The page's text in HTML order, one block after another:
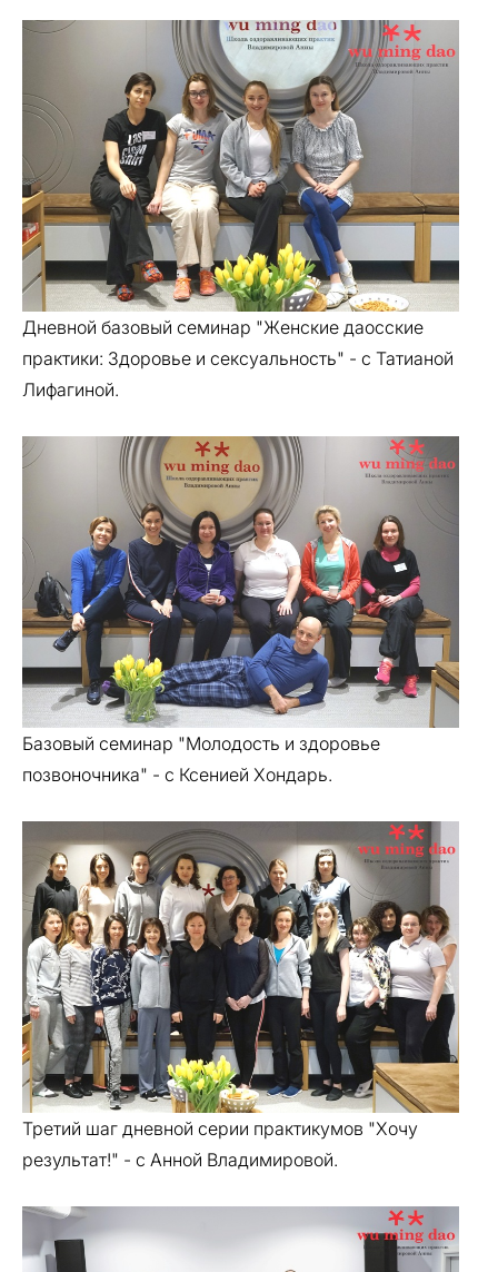
Дневной базовый семинар "Женские даосские
практики: Здоровье и сексуальность" - с Татианой
Лифагиной.
Базовый семинар "Молодость и здоровье
позвоночника" - с Ксенией Хондарь.
Третий шаг дневной серии практикумов "Хочу
результат!" - с Анной Владимировой.